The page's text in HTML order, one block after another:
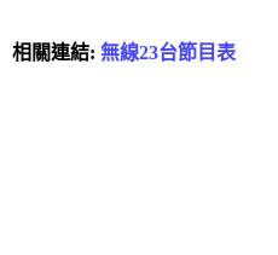
相關連結: 無線23台節目表